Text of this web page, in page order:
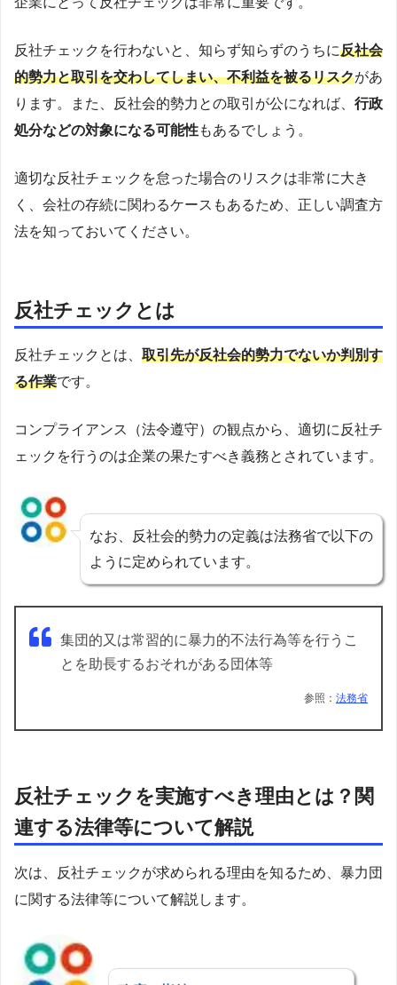
反社チェックを行わないと、知らず知らずのうちに反社会
的勢力と取引を交わしてしまい、不利益を被るリスクがあ
ります。また、反社会的勢力との取引が公になれば、 行政
処分などの対象になる可能性もあるでしょう。
適切な反社チェックを怠った場合のリスクは非常に大き
く、会社の存続に関わるケースもあるため、正しい調査方
法を知っておいてください。
反社チェックとは
反社チェックとは、 取引先が反社会的勢力でないか判別す
る作業です。
コンプライアンス（法令遵守）の観点から、適切に反社チ
ェックを行うのは企業の果たすべき義務とされています。
なお、反社会的勢力の定義は法務省で以下の
ように定められています。
集団的又は常習的に暴力的不法行為等を行うこ
とを助長するおそれがある団体等
参照： 法務省
反社チェックを実施すべき理由とは？関
連する法律等について解説
次は、反社チェックが求められる理由を知るため、暴力団
に関する法律等について解説します。